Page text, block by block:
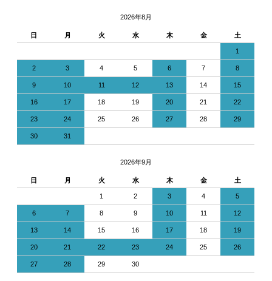
2026年8月
日 月 火 水 木 金 土
1
2 3 4 5 6 7 8
9 10 11 12 13 14 15
16 17 18 19 20 21 22
23 24 25 26 27 28 29
30 31
2026年9月
日 月 火 水 木 金 土
1 2 3 4 5
6 7 8 9 10 11 12
13 14 15 16 17 18 19
20 21 22 23 24 25 26
27 28 29 30